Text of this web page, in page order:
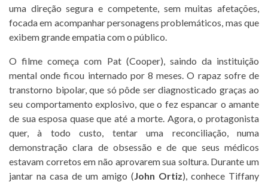
uma direção segura e competente, sem muitas afetações,
focada em acompanhar personagens problemáticos, mas que
exibem grande empatia com o público.
O filme começa com Pat (Cooper), saindo da instituição
mental onde ficou internado por 8 meses. O rapaz sofre de
transtorno bipolar, que só pôde ser diagnosticado graças ao
seu comportamento explosivo, que o fez espancar o amante
de sua esposa quase que até a morte. Agora, o protagonista
quer, à todo custo, tentar uma reconciliação, numa
demonstração clara de obsessão e de que seus médicos
estavam corretos em não aprovarem sua soltura. Durante um
jantar na casa de um amigo (John Ortiz), conhece Tiffany